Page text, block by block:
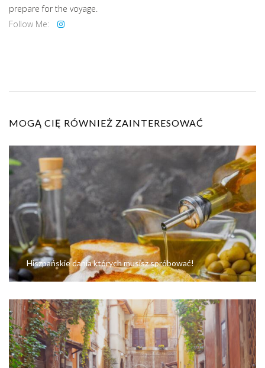
prepare for the voyage.
Follow Me:
MOGĄ CIĘ RÓWNIEŻ ZAINTERESOWAĆ
Hiszpańskie dania których musisz spróbować!